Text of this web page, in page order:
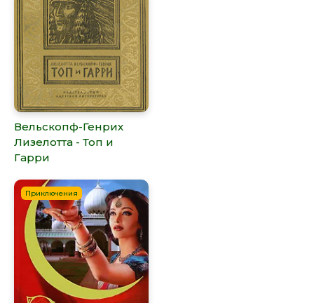
Вельскопф-Генрих
Лизелотта - Топ и
Гарри
Приключения